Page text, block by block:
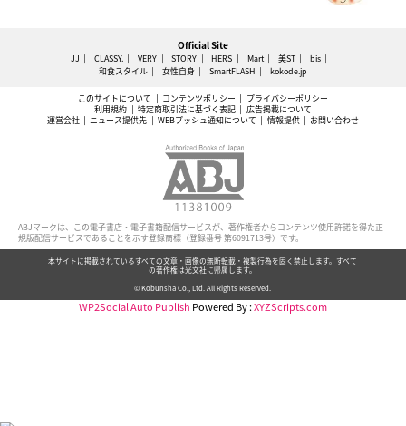
Official Site
JJ CLASSY. VERY STORY HERS Mart 美ST
bis
和食スタイル
女性自身 SmartFLASH kokode.jp
このサイトについて コンテンツポリシー
プライバシーポリシー
利用規約
特定商取引法に基づく表記
広告掲載について
運営会社
ニュース提供先 WEBプッシュ通知について 情報提供 お問い合わせ
ABJマークは、この電子書店・電子書籍配信サービスが、著作権者からコンテンツ使用許諾を得た正
規版配信サービスであることを示す登録商標（登録番号 第6091713号）です。
本サイトに掲載されているすべての文章・画像の無断転載・複製行為を固く禁止します。すべて
の著作権は光文社に帰属します。
© Kobunsha Co., Ltd. All Rights Reserved.
WP2Social Auto Publish Powered By :XYZScripts.com